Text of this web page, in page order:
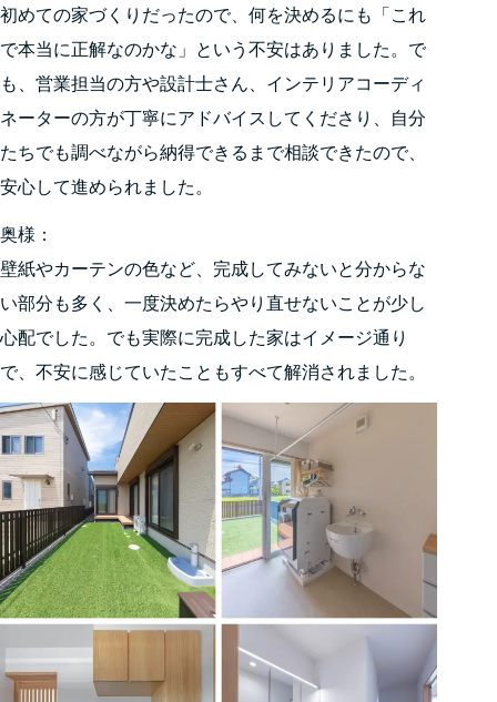
初めての家づくりだったので、何を決めるにも「これ
で本当に正解なのかな」という不安はありました。で
も、営業担当の方や設計士さん、インテリアコーディ
ネーターの方が丁寧にアドバイスしてくださり、自分
たちでも調べながら納得できるまで相談できたので、
安心して進められました。
奥様：
壁紙やカーテンの色など、完成してみないと分からな
い部分も多く、一度決めたらやり直せないことが少し
心配でした。でも実際に完成した家はイメージ通り
で、不安に感じていたこともすべて解消されました。